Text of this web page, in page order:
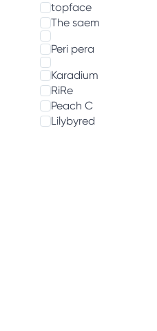
topface
The saem
Peri pera
Karadium
RiRe
Peach C
Lilybyred